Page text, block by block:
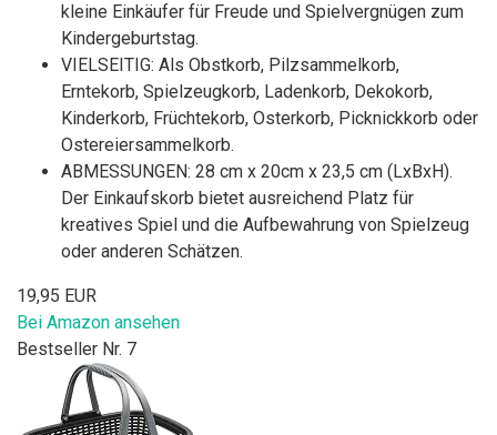
kleine Einkäufer für Freude und Spielvergnügen zum
Kindergeburtstag.
VIELSEITIG: Als Obstkorb, Pilzsammelkorb,
Erntekorb, Spielzeugkorb, Ladenkorb, Dekokorb,
Kinderkorb, Früchtekorb, Osterkorb, Picknickkorb oder
Ostereiersammelkorb.
ABMESSUNGEN: 28 cm x 20cm x 23,5 cm (LxBxH).
Der Einkaufskorb bietet ausreichend Platz für
kreatives Spiel und die Aufbewahrung von Spielzeug
oder anderen Schätzen.
19,95 EUR
Bei Amazon ansehen
Bestseller Nr. 7